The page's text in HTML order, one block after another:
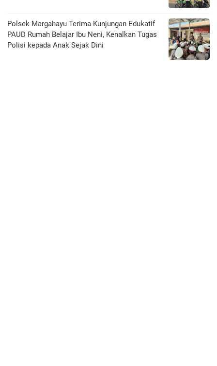
Polsek Margahayu Terima Kunjungan Edukatif
PAUD Rumah Belajar Ibu Neni, Kenalkan Tugas
Polisi kepada Anak Sejak Dini